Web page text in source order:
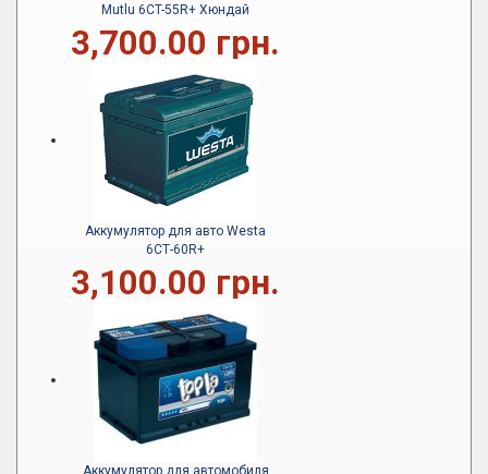
Mutlu 6CT-55R+ Хюндай
3,700.00 грн.
Аккумулятор для авто Westa
6СТ-60R+
3,100.00 грн.
Аккумулятор для автомобиля